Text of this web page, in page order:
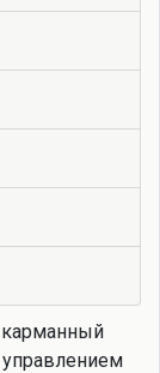
карманный